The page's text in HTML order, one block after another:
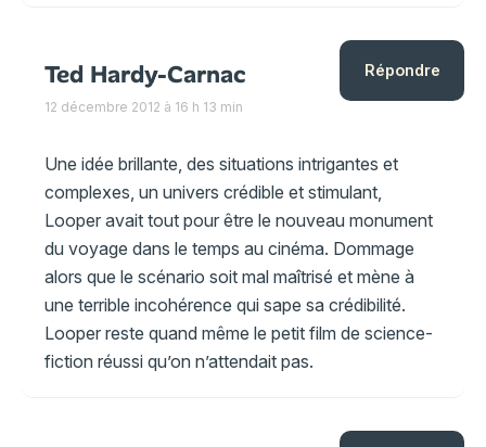
Ted Hardy-Carnac
12 décembre 2012 à 16 h 13 min
Une idée brillante, des situations intrigantes et
complexes, un univers crédible et stimulant,
Looper avait tout pour être le nouveau monument
du voyage dans le temps au cinéma. Dommage
alors que le scénario soit mal maîtrisé et mène à
une terrible incohérence qui sape sa crédibilité.
Looper reste quand même le petit film de science-
fiction réussi qu’on n’attendait pas.
Répondre